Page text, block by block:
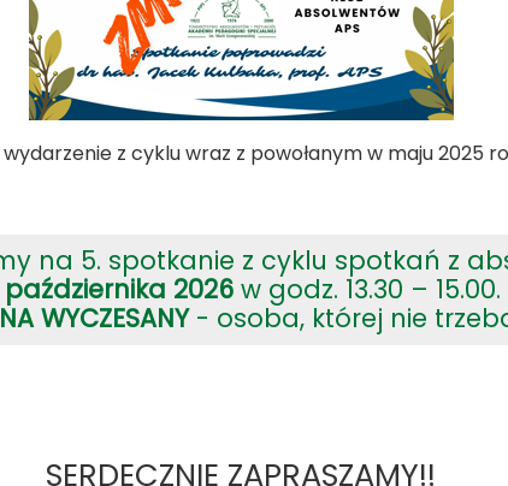
z cyklu wraz z powołanym w maju 2025
na 5. spotkanie z cyklu spotkań z
października 2026 w godz. 13.30 –
WYCZESANY- osoba, której nie
SERDECZNIE ZAPRASZAMY!!